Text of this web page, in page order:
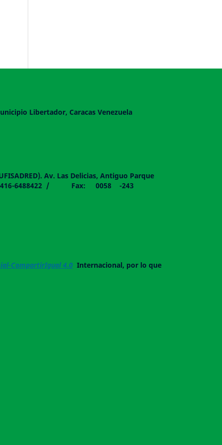
Libertador, Caracas Venezuela
Av. Las Delicias, Antiguo Parque
- 0416-6488422 / Fax: 0058 -243
CompartirIgual 4.0 Internacional, por lo que